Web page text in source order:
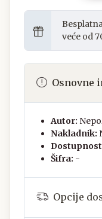
veće od
Osnovne
Autor:
Nakladnik:
Šifra: -
Opcije